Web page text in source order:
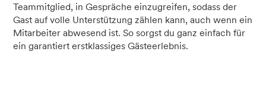
Teammitglied, in Gespräche einzugreifen, sodass der
Gast auf volle Unterstützung zählen kann, auch wenn ein
Mitarbeiter abwesend ist. So sorgst du ganz einfach für
ein garantiert erstklassiges Gästeerlebnis.